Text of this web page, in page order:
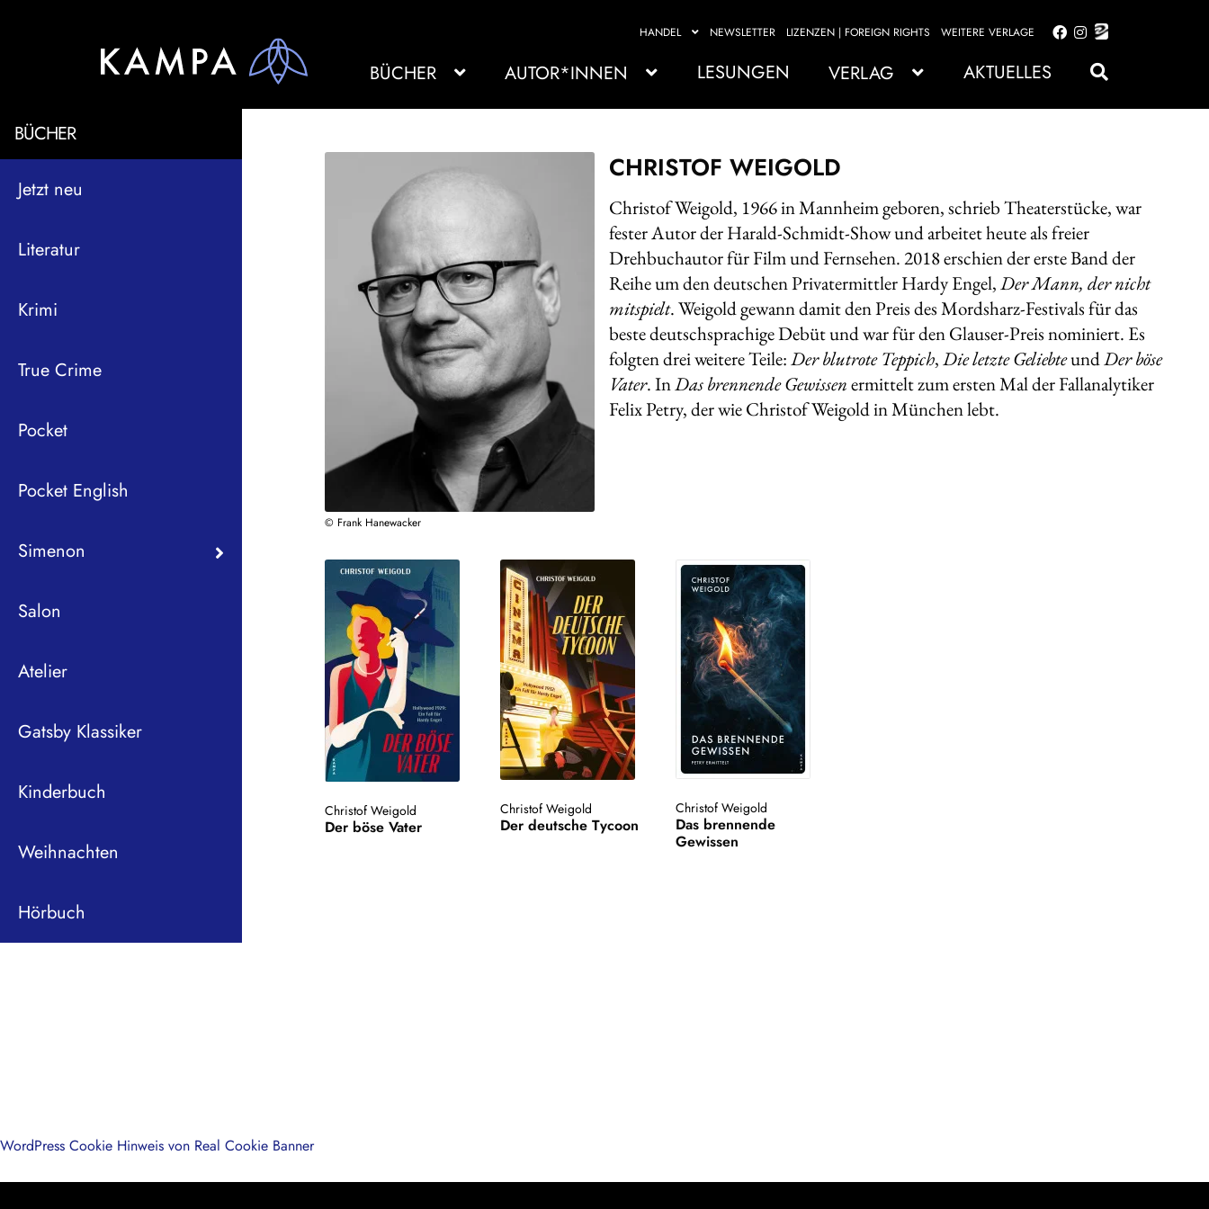
HANDEL NEWSLETTER LIZENZEN | FOREIGN RIGHTS WEITERE VERLAGE
Zur
springen
Zum
springen
BÜCHER AUTOR*INNEN LESUNGEN VERLAG AKTUELLES
BÜCHER
Jetzt neu
Literatur
Krimi
True Crime
Pocket
Pocket English
Simenon
Salon
Atelier
Gatsby Klassiker
Kinderbuch
Weihnachten
Hörbuch
© Frank Hanewacker
CHRISTOF WEIGOLD
Christof Weigold, 1966 in Mannheim geboren, schrieb Theaterstücke, war
fester Autor der Harald-Schmidt-Show und arbeitet heute als freier
Drehbuchautor für Film und Fernsehen. 2018 erschien der erste Band der
Reihe um den deutschen Privatermittler Hardy Engel,Der Mann, der nicht
mitspielt. Weigold gewann damit den Preis des Mordsharz-Festivals für das
beste deutschsprachige Debüt und war für den Glauser-Preis nominiert. Es
folgten drei weitere Teile:Der blutrote Teppich,Die letzte GeliebteundDer böse
Vater. InDas brennende Gewissenermittelt zum ersten Mal der Fallanalytiker
Felix Petry, der wie Christof Weigold in München lebt.
Christof Weigold
Der böse Vater
Christof Weigold
Der deutsche Tycoon
Christof Weigold
Das brennende
Gewissen
WordPress Cookie Hinweis von Real Cookie Banner